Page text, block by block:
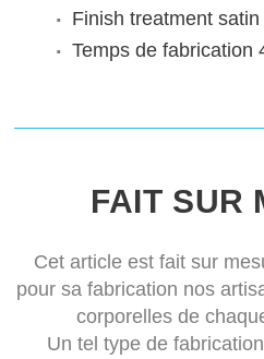
Finish treatment satin
Temps de fabrication
FAIT SUR
Cet article est fait sur
pour sa fabrication nos
corporelles de
Un tel type de